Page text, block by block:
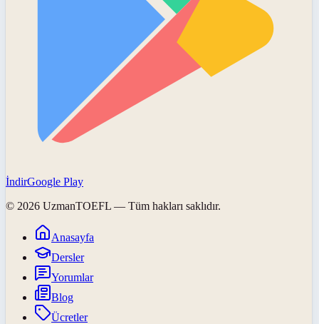
İndirGoogle Play
© 2026 UzmanTOEFL — Tüm hakları saklıdır.
Anasayfa
Dersler
Yorumlar
Blog
Ücretler